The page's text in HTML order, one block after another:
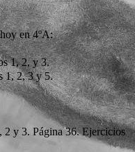
en 4ºA:
1, 2, y 3.
1, 2, 3 y 5.
y 3. Página 36. Ejercicios